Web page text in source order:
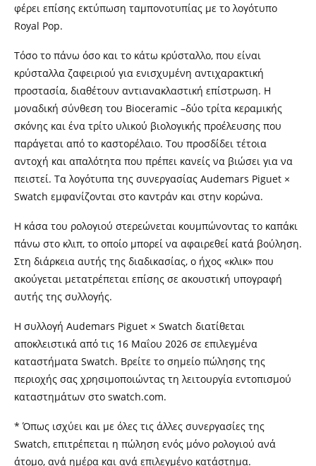
φέρει επίσης εκτύπωση ταμπονοτυπίας με το λογότυπο
Royal Pop.
Τόσο το πάνω όσο και το κάτω κρύσταλλο, που είναι
κρύσταλλα ζαφειριού για ενισχυμένη αντιχαρακτική
προστασία, διαθέτουν αντιανακλαστική επίστρωση. Η
μοναδική σύνθεση του Bioceramic –δύο τρίτα κεραμικής
σκόνης και ένα τρίτο υλικού βιολογικής προέλευσης που
παράγεται από το καστορέλαιο. Του προσδίδει τέτοια
αντοχή και απαλότητα που πρέπει κανείς να βιώσει για να
πειστεί. Τα λογότυπα της συνεργασίας Audemars Piguet ×
Swatch εμφανίζονται στο καντράν και στην κορώνα.
Η κάσα του ρολογιού στερεώνεται κουμπώνοντας το καπάκι
πάνω στο κλιπ, το οποίο μπορεί να αφαιρεθεί κατά βούληση.
Στη διάρκεια αυτής της διαδικασίας, ο ήχος «κλικ» που
ακούγεται μετατρέπεται επίσης σε ακουστική υπογραφή
αυτής της συλλογής.
Η συλλογή Audemars Piguet × Swatch διατίθεται
αποκλειστικά από τις 16 Μαΐου 2026 σε επιλεγμένα
καταστήματα Swatch. Βρείτε το σημείο πώλησης της
περιοχής σας χρησιμοποιώντας τη λειτουργία εντοπισμού
καταστημάτων στο swatch.com.
* Όπως ισχύει και με όλες τις άλλες συνεργασίες της
Swatch, επιτρέπεται η πώληση ενός μόνο ρολογιού ανά
άτομο, ανά ημέρα και ανά επιλεγμένο κατάστημα.